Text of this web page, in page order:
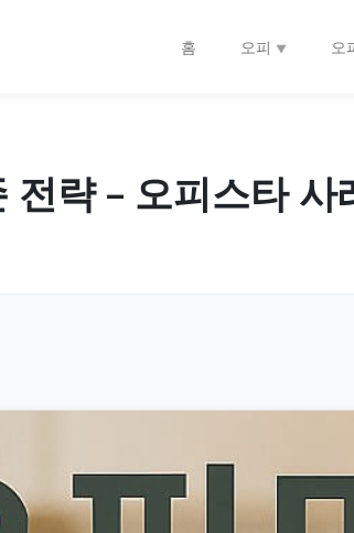
홈 오피 오
략 – 오피스타 사